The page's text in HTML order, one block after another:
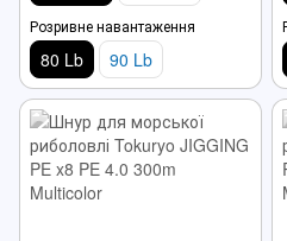
Розривне навантаження
80 Lb 90 Lb